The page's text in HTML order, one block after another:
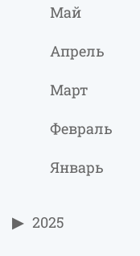
Май
Апрель
Март
Февраль
Январь
2025